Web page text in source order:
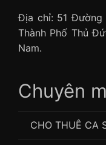
Địa chỉ: 51 Đường
Thành Phố Thủ
Nam.
Chuyên
CHO THUÊ CA